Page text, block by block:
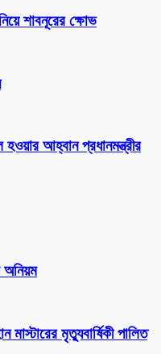
শাবনূরের ক্ষোভ
আহ্বান প্রধানমন্ত্রীর
অনিয়ম
মাস্টারের মৃত্যুবার্ষিকী পালিত